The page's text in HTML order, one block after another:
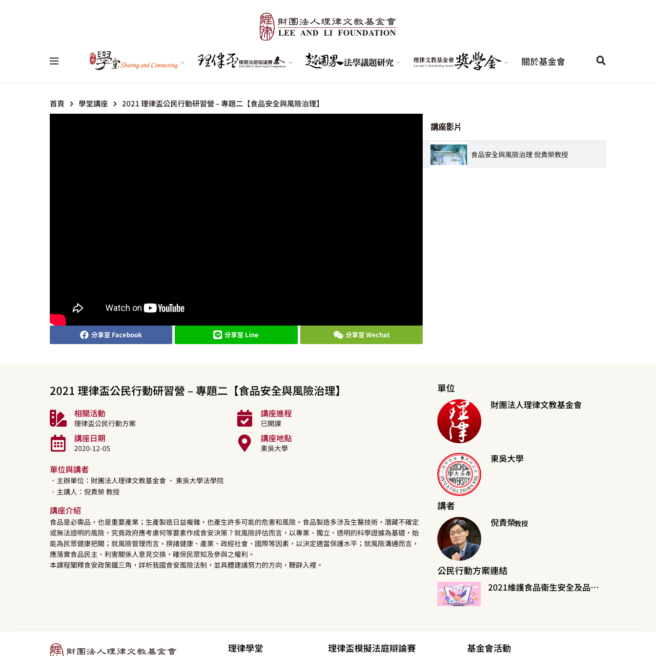
關於基金會
首頁 學堂講座 2021 理律盃公民行動研習營 – 專題二【食品安全與風險治理】
講座影片
食品安全與風險治理 倪貴榮教授
分享至 Facebook 分享至 Line 分享至 Wechat
2021 理律盃公民行動研習營 – 專題二【食品安全與風險治理】
相關活動
理律盃公民行動方案
講座進程
已開課
講座日期
2020-12-05
講座地點
東吳大學
單位與講者
．主辦單位：財團法人理律文教基金會 、 東吳大學法學院
．主講人： 倪貴榮 教授
講座介紹
食品是必需品，也是重要產業；生產製造日益複雜，也產生許多可能的危害和風險。食品製造多涉及生醫技術，潛藏不確定
或無法證明的風險，究竟政府應考慮何等要素作成食安決策？就風險評估而言，以專業、獨立、透明的科學證據為基礎，始
能為民眾健康把關；就風險管理而言，揆諸健康、產業、政經社會、國際等因素，以決定適當保護水平；就風險溝通而言，
應落實食品民主、利害關係人意見交換，確保民眾知及參與之權利。
本課程闡釋食安政策鐵三角，詳析我國食安風險法制，並具體建議努力的方向，鞭辟入裡。
單位
財團法人理律文教基金會
東吳大學
講者
倪貴榮教授
公民行動方案連結
2021維護食品衛生安全及品質，維護國民健康
理律學堂 理律盃模擬法庭辯論賽 基金會活動